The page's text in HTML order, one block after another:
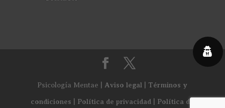
Psicología Mentae | Aviso legal |Términos y
condiciones Política de privacidad Política de